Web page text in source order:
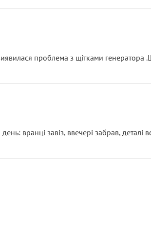
проблема з щітками
вранці завіз, ввечері забрав, деталі